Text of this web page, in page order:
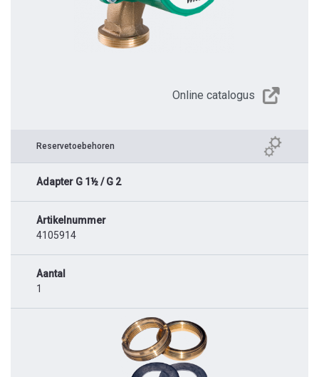
Online catalogus
Reservetoebehoren
Adapter G 1½ / G 2
Artikelnummer
4105914
Aantal
1